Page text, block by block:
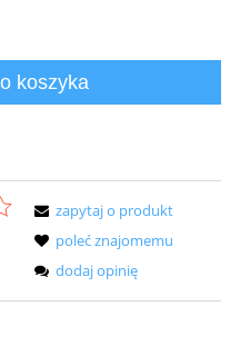
koszyka
zapytaj o produkt
poleć znajomemu
dodaj opinię